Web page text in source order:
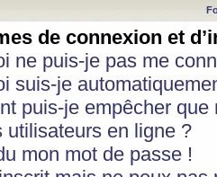
de connexion et
ne puis-je pas me
suis-je
puis-je empêcher
utilisateurs en ligne ?
mon mot de passe !